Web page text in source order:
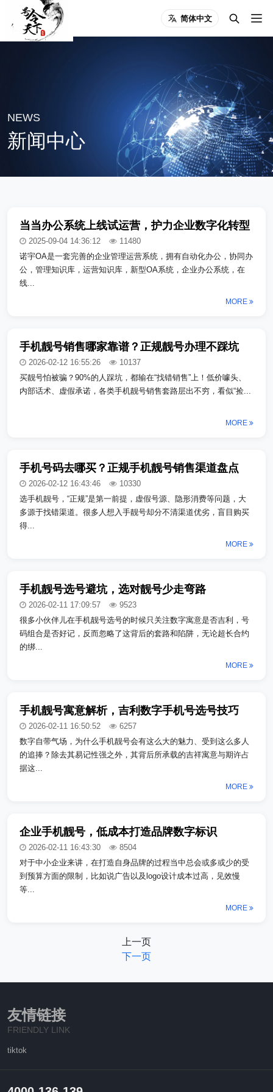
简体中文
NEWS
新闻中心
当当办公系统上线试运营，护力企业数字化转型
2025-09-04 14:36:12
11480
诺宇OA是一套完善的企业管理运营系统，拥有自动化办公，协同办
公，管理知识库，运营知识库，新型OA系统，企业办公系统，在
线...
MORE
手机靓号销售哪家靠谱？正规靓号办理不踩坑
2026-02-12 16:55:26
10137
买靓号怕被骗？90%的人踩坑，都输在“找错销售”上！低价噱头、
内部话术、虚假承诺，各类手机靓号销售套路层出不穷，看似“捡...
MORE
手机号码去哪买？正规手机靓号销售渠道盘点
2026-02-12 16:43:46
10330
选手机靓号，“正规”是第一前提，虚假号源、隐形消费等问题，大
多源于找错渠道。很多人想入手靓号却分不清渠道优劣，盲目购买
得...
MORE
手机靓号选号避坑，选对靓号少走弯路
2026-02-11 17:09:57
9523
很多小伙伴儿在手机靓号选号的时候只关注数字寓意是否吉利，号
码组合是否好记，反而忽略了这背后的套路和陷阱，无论超长合约
的绑...
MORE
手机靓号寓意解析，吉利数字手机号选号技巧
2026-02-11 16:50:52
6257
数字自带气场，为什么手机靓号会有这么大的魅力、受到这么多人
的追捧？除去其易记性强之外，其背后所承载的吉祥寓意与期许占
据这...
MORE
企业手机靓号，低成本打造品牌数字标识
2026-02-11 16:43:30
8504
对于中小企业来讲，在打造自身品牌的过程当中总会或多或少的受
到预算方面的限制，比如说广告以及logo设计成本过高，见效慢
等...
MORE
上一页
下一页
友情链接
FRIENDLY LINK
tiktok